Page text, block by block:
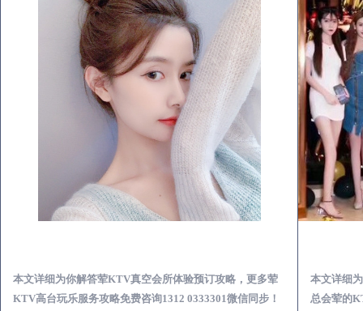
本文详细为你解答荤KTV真空会所体验预订攻略，更多荤
KTV高台玩乐服务攻略免费咨询1312 0333301微信同步！
本文详细
总会荤的